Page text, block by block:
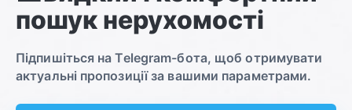
пошук нерухомості
Підпишіться на Telegram-бота, щоб отримувати
актуальні пропозиції за вашими параметрами.